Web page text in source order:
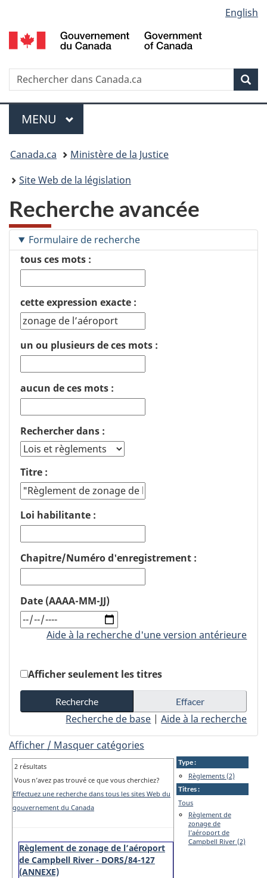
au
contenu
Â«
propos
de
la
HTML
simplifiÃ©e
selection
English
Recherche
Menu
MENU PRINCIPAL
Vous
etes
ici
Canada.ca
Ministère de la Justice
Site Web de la législation
Recherche avancée
Formulaire de recherche
tous ces mots :
cette expression exacte :
un ou plusieurs de ces mots :
aucun de ces mots :
Rechercher dans :
Titre :
Loi habilitante :
Chapitre/Numéro d'enregistrement :
Date (AAAA-MM-JJ)
Aide à la recherche d'une version antérieure
Afficher seulement les titres
Recherche de base |Aide à la recherche
Afficher / Masquer catégories
2 résultats
Vous n’avez pas trouvé ce que vous cherchiez?
Effectuez une recherche dans tous les sites Web du
gouvernement du Canada
Règlement de zonage de l’aéroport
de Campbell River - DORS/84-127
(ANNEXE)
Type :
Règlements (2)
Titres :
Tous
Règlement de
zonage de
l’aéroport de
Campbell River (2)